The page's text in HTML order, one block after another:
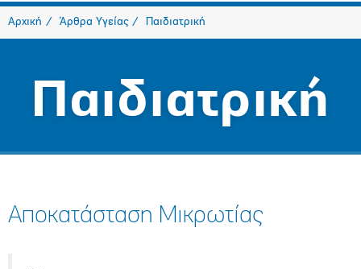
Αρχική Άρθρα Υγείας Παιδιατρική
Παιδιατρική
Αποκατάσταση Μικρωτίας